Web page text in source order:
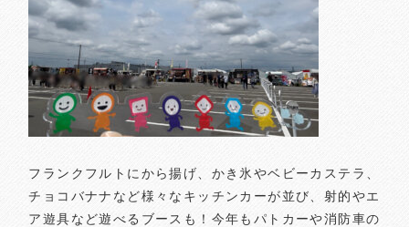
フランクフルトにから揚げ、かき氷やベビーカステラ、
チョコバナナなど様々なキッチンカーが並び、射的やエ
ア遊具など遊べるブースも！今年もパトカーや消防車の